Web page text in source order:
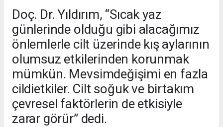
Doç. Dr. Yıldırım, “Sıcak yaz
günlerinde olduğu gibi alacağımız
önlemlerle cilt üzerinde kış aylarının
olumsuz etkilerinden korunmak
mümkün. Mevsimdeğişimi en fazla
cildietkiler. Cilt soğuk ve birtakım
çevresel faktörlerin de etkisiyle
zarar görür” dedi.